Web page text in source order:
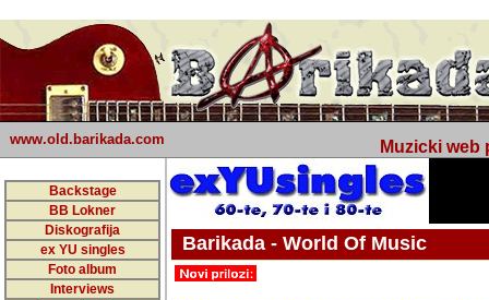
www.old.barikada.com Muzicki web
Backstage
BB Lokner
Diskografija
ex YU singles
Foto album
Interviews
Barikada - World Of Music